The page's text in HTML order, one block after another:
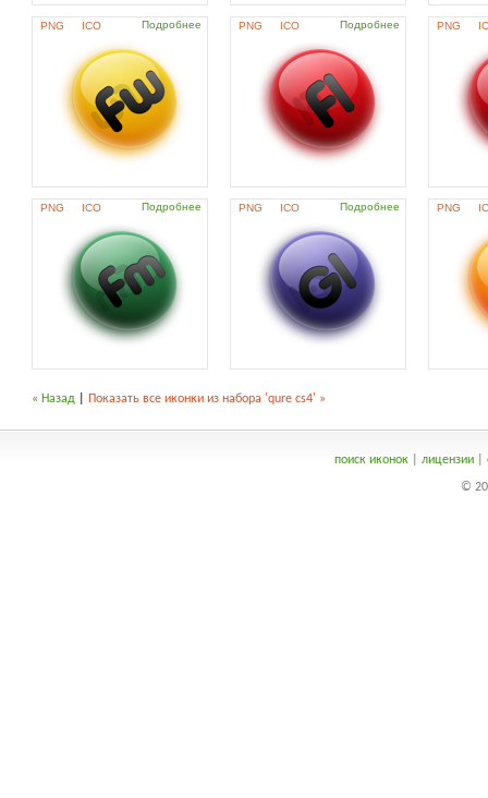
PNG ICO Подробнее PNG ICO Подробнее PNG
PNG ICO Подробнее PNG ICO Подробнее PNG
« Назад Показать все иконки из набора 'qure cs4' »
поиск иконок| лицензии|
©